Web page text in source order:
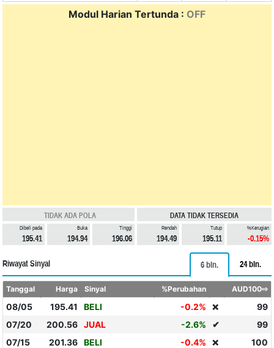
Modul Harian Tertunda : OFF
TIDAK ADA POLA DATA TIDAK TERSEDIA
Dibeli pada
195.41
Buka
194.94
Tinggi
196.06
Rendah
194.49
Tutup
195.11
%Kerugian
-0.15%
Riwayat Sinyal 6 bln. 24 bln.
Tanggal Harga Sinyal %Perubahan AUD100⇨
08/05 195.41 BELI -0.2% ❌
99
07/20
200.56 JUAL -2.6% ✔
99
07/15
201.36 BELI -0.4% ❌
100